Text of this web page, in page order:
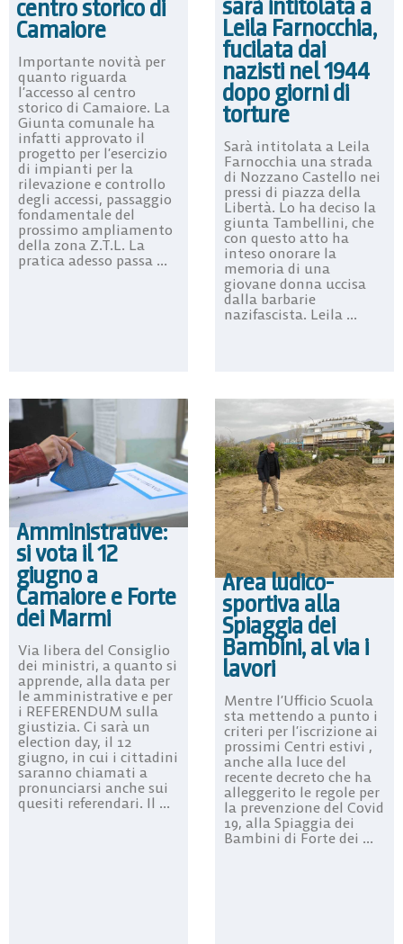
centro storico di
Camaiore
Importante novità per
quanto riguarda
l’accesso al centro
storico di Camaiore. La
Giunta comunale ha
infatti approvato il
progetto per l’esercizio
di impianti per la
rilevazione e controllo
degli accessi, passaggio
fondamentale del
prossimo ampliamento
della zona Z.T.L. La
pratica adesso passa ...
sarà intitolata a
Leila Farnocchia,
fucilata dai
nazisti nel 1944
dopo giorni di
torture
Sarà intitolata a Leila
Farnocchia una strada
di Nozzano Castello nei
pressi di piazza della
Libertà. Lo ha deciso la
giunta Tambellini, che
con questo atto ha
inteso onorare la
memoria di una
giovane donna uccisa
dalla barbarie
nazifascista. Leila ...
Amministrative:
si vota il 12
giugno a
Camaiore e Forte
dei Marmi
Via libera del Consiglio
dei ministri, a quanto si
apprende, alla data per
le amministrative e per
i REFERENDUM sulla
giustizia. Ci sarà un
election day, il 12
giugno, in cui i cittadini
saranno chiamati a
pronunciarsi anche sui
quesiti referendari. Il ...
Area ludico-
sportiva alla
Spiaggia dei
Bambini, al via i
lavori
Mentre l’Ufficio Scuola
sta mettendo a punto i
criteri per l’iscrizione ai
prossimi Centri estivi ,
anche alla luce del
recente decreto che ha
alleggerito le regole per
la prevenzione del Covid
19, alla Spiaggia dei
Bambini di Forte dei ...